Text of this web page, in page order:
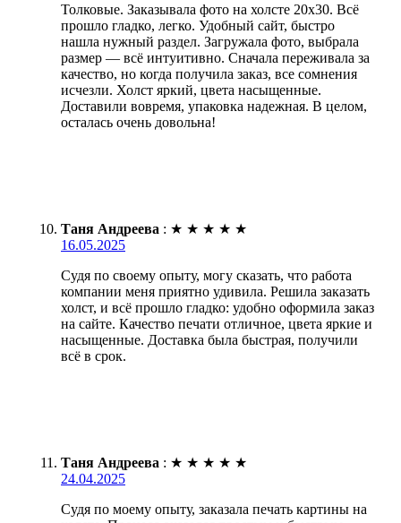
Толковые. Заказывала фото на холсте 20х30. Всё
прошло гладко, легко. Удобный сайт, быстро
нашла нужный раздел. Загружала фото, выбрала
размер — всё интуитивно. Сначала переживала за
качество, но когда получила заказ, все сомнения
исчезли. Холст яркий, цвета насыщенные.
Доставили вовремя, упаковка надежная. В целом,
осталась очень довольна!
Таня Андреева : ★ ★ ★ ★ ★
16.05.2025
Судя по своему опыту, могу сказать, что работа
компании меня приятно удивила. Решила заказать
холст, и всё прошло гладко: удобно оформила заказ
на сайте. Качество печати отличное, цвета яркие и
насыщенные. Доставка была быстрая, получили
всё в срок.
Таня Андреева : ★ ★ ★ ★ ★
24.04.2025
Судя по моему опыту, заказала печать картины на